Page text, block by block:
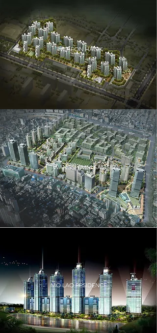
INCHEON HAGIK
WANGSHIMNI SAMSUNG
MO LAO RESIDENCE